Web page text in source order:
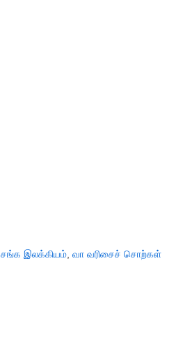
சங்க இலக்கியம், வா வரிசைச் சொற்கள்